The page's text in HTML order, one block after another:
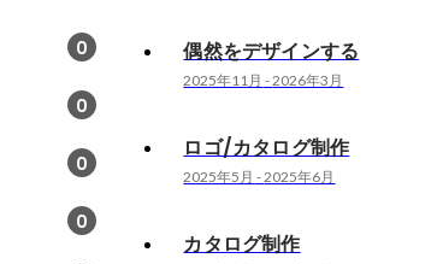
0
0
0
0
偶然をデザインする
2025年11月 -2026年3月
ロゴ/カタログ制作
2025年5月 -2025年6月
カタログ制作